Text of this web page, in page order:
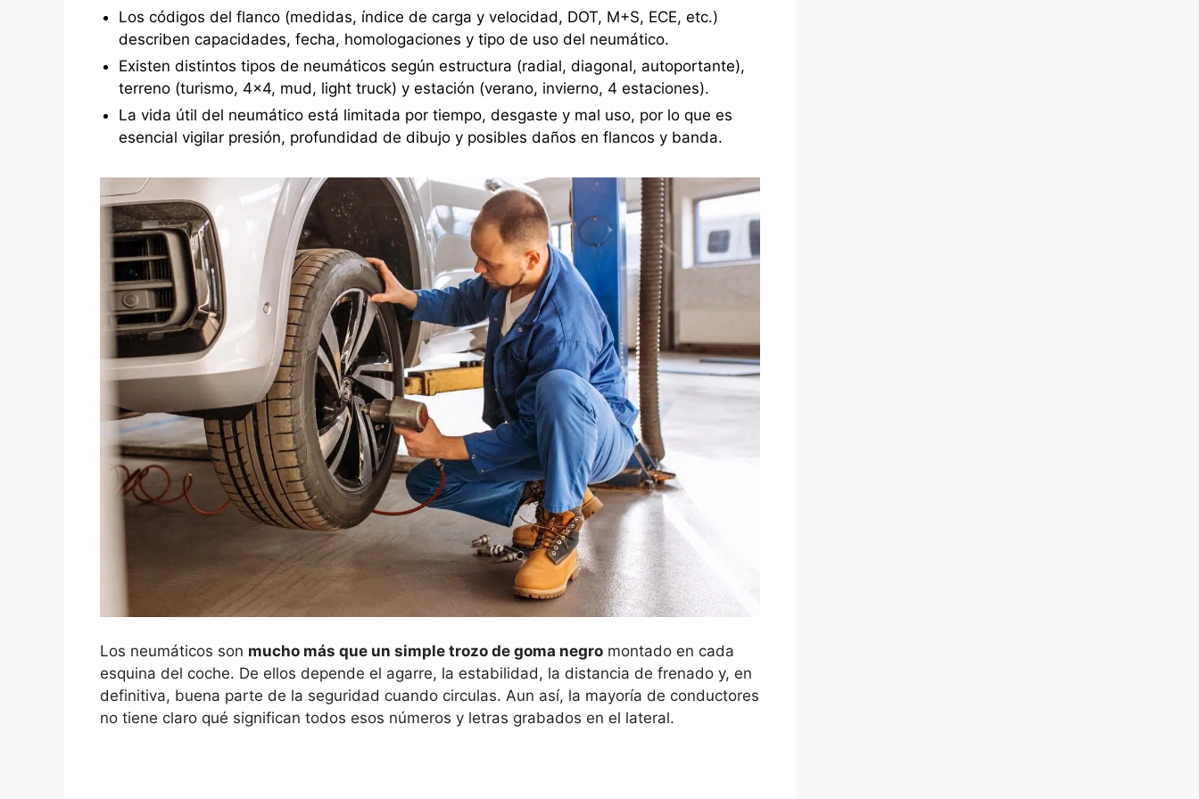
Los códigos del flanco (medidas, índice de carga y velocidad, DOT, M+S, ECE, etc.)
describen capacidades, fecha, homologaciones y tipo de uso del neumático.
Existen distintos tipos de neumáticos según estructura (radial, diagonal, autoportante),
terreno (turismo, 4x4, mud, light truck) y estación (verano, invierno, 4 estaciones).
La vida útil del neumático está limitada por tiempo, desgaste y mal uso, por lo que es
esencial vigilar presión, profundidad de dibujo y posibles daños en flancos y banda.
Los neumáticos son mucho más que un simple trozo de goma negro montado en cada
esquina del coche. De ellos depende el agarre, la estabilidad, la distancia de frenado y, en
definitiva, buena parte de la seguridad cuando circulas. Aun así, la mayoría de conductores
no tiene claro qué significan todos esos números y letras grabados en el lateral.